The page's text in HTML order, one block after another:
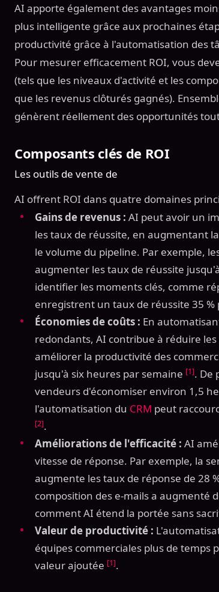
AI apporte également des avantages
plus intelligente grâce aux prochaines
productivité grâce à l'automatisation des
Pour mesurer efficacement ROI, vous
(tels que les niveaux d'activité et les
que les revenus clôturés gagnés).
génèrent réellement des opportunités
Composants clés de ROI
Les outils de vente de
AI offrent ROI dans quatre domaines
Gains de revenus : AI peut avoir un
les taux de réussite, en augmentant
le volume du pipeline. Par exemple,
augmenter les taux de réussite
identifier les moments clés, comme
enregistrent un taux de réussite 35 %
Économies de coûts : En
redondants, AI contribue à réduire
améliorer la productivité des
jusqu'à six heures par semaine [1]. De
vendeurs d'économiser environ 1,5
l'automatisation du CRM peut
[2].
Améliorations de l'efficacité : AI
vitesse de réponse. Par exemple, la
augmente les taux de réponse de 28
composition des e-mails a augmenté
comment AI étend la portée sans
Valeur de productivité :
équipes commerciales plus de temps
valeur ajoutée [1].